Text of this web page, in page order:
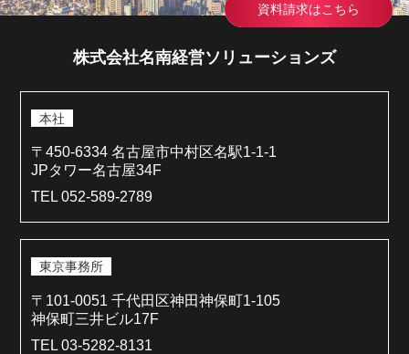
資料請求はこちら
株式会社名南経営ソリューションズ
本社
〒450-6334 名古屋市中村区名駅1-1-1
JPタワー名古屋34F
TEL 052-589-2789
東京事務所
〒101-0051 千代田区神田神保町1-105
神保町三井ビル17F
TEL 03-5282-8131